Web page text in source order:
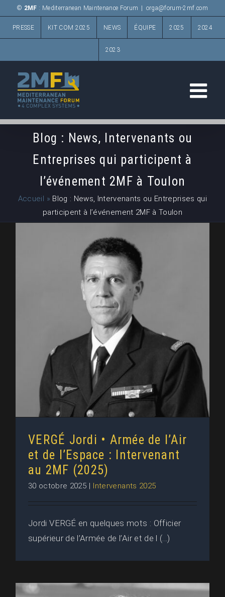
Passer
contenu
© 2MF : Mediterranean Maintenance Forum orga@forum-2mf.com
PRESSE KIT COM 2025 NEWS ÉQUIPE 2025 2024
2023
Blog : News, Intervenants ou
Entreprises qui participent à
l’événement 2MF à Toulon
Accueil » Blog : News, Intervenants ou Entreprises qui
participent à l’événement 2MF à Toulon
VERGÉ Jordi • Armée de l’Air et
de l’Espace : Intervenant au 2MF
(2025)
VERGÉ Jordi • Armée de l’Air
et de l’Espace : Intervenant
au 2MF (2025)
30 octobre 2025 Intervenants 2025
Jordi VERGÉ en quelques mots : Officier
supérieur de l’Armée de l’Air et de l (...)